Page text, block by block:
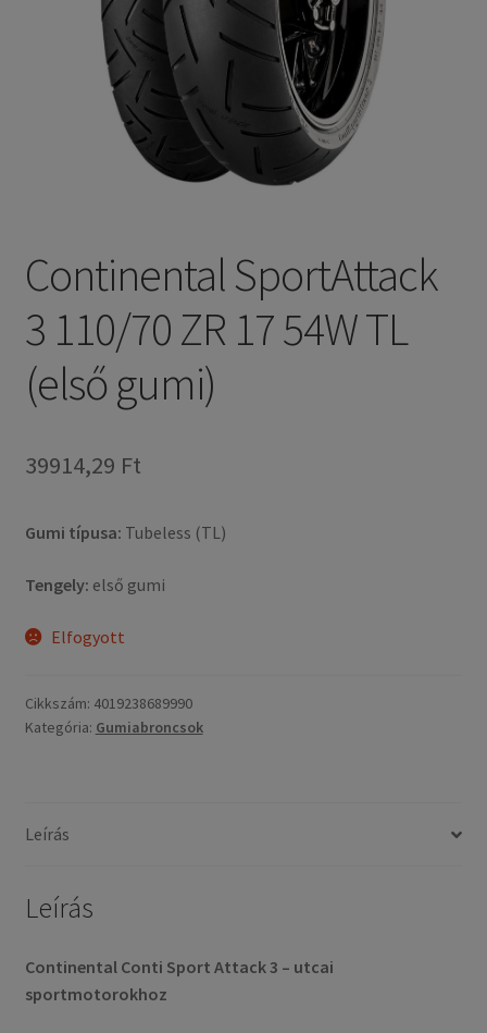
Continental SportAttack
3 110/70 ZR 17 54W TL
(első gumi)
39914,29 Ft
Gumi típusa: Tubeless (TL)
Tengely: első gumi
Elfogyott
Cikkszám: 4019238689990
Kategória: Gumiabroncsok
Leírás
Leírás
Continental Conti Sport Attack 3 – utcai
sportmotorokhoz